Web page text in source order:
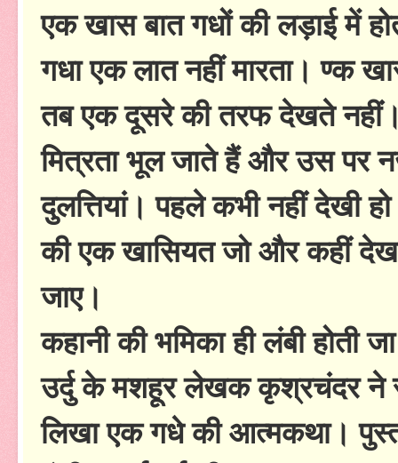
एक खास बात गधों की लड़ाई में
गधा एक लात नहीं मारता। ण्क
तब एक दूसरे की तरफ देखते नहीं।
मित्रता भूल जाते हैं और उस पर
दुलत्तियां। पहले कभी नहीं देखी
की एक खासियत जो और कहीं
जाए।
कहानी की भमिका ही लंबी होती
उर्दु के मशहूर लेखक कृश्रचंदर ने
लिखा एक गधे की आत्मकथा।